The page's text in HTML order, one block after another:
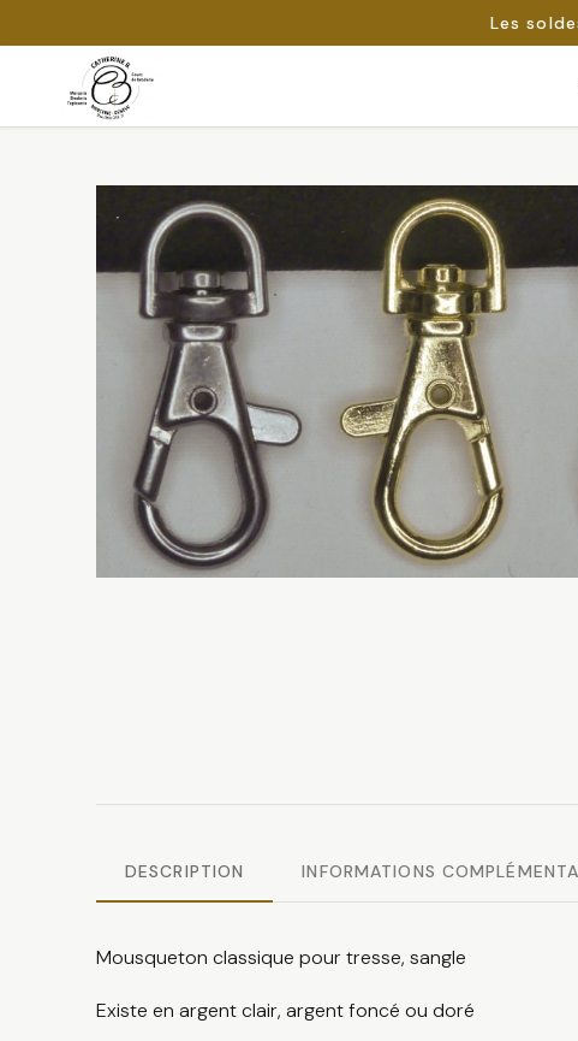
Les
Passer
DESCRIPTION INFORMATIONS
Mousqueton classique pour tresse, sangle
Existe en argent clair, argent foncé ou doré